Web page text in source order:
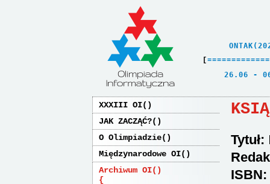
[ =============
26.06
XXXIII OI
JAK ZACZĄĆ?
O Olimpiadzie
Międzynarodowe OI
Archiwum OI
Tytuł:
ISBN: